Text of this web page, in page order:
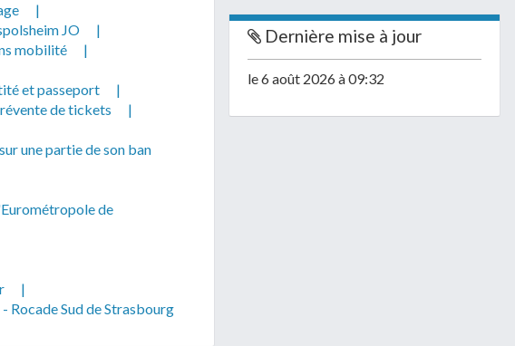
|
JO
|
mobilité
|
et passeport
|
de tickets
|
une partie de son ban
de
|
Rocade Sud de Strasbourg
Dernière mise à jour
le 6 août 2026 à 09:32